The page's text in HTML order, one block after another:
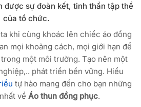
được sự đoàn kết, tinh thần tập thể
của tổ chức.
khi cùng khoác lên chiếc áo đồng
mọi khoảng cách, mọi giới hạn để
một môi trường. Tạo nên một
phát triển bền vững. Hiểu
tự hào mang đến cho bạn những
về Áo thun đồng phục.